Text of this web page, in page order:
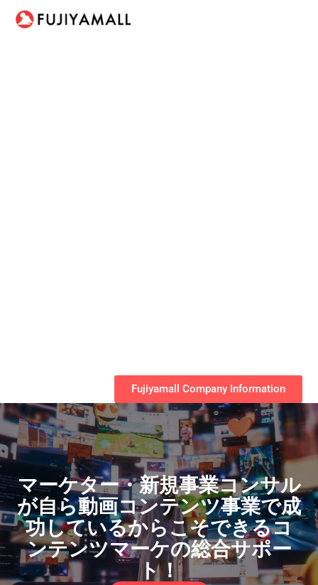
Fujiyamall Company Information
マーケター・新規事業コンサル
が自ら動画コンテンツ事業で成
功しているからこそできるコ
ンテンツマーケの総合サポー
ト！